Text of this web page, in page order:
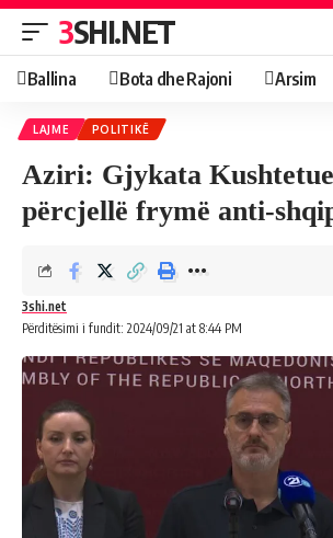
3SHI.NET
Ballina Bota dhe Rajoni Arsim
LAJME POLITIKË
Aziri: Gjykata
përcjellë frymë anti-
Përditësimi i fundit: 2024/09/21 at 8:44 PM
3shi.net